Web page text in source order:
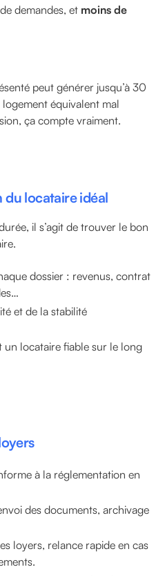
demandes, et moins de
peut générer jusqu’à 30
équivalent mal
ça compte vraiment.
du locataire idéal
il s’agit de trouver le bon
dossier : revenus, contrat
et de la stabilité
un locataire fiable sur le long
à la réglementation en
des documents, archivage
loyers, relance rapide en cas